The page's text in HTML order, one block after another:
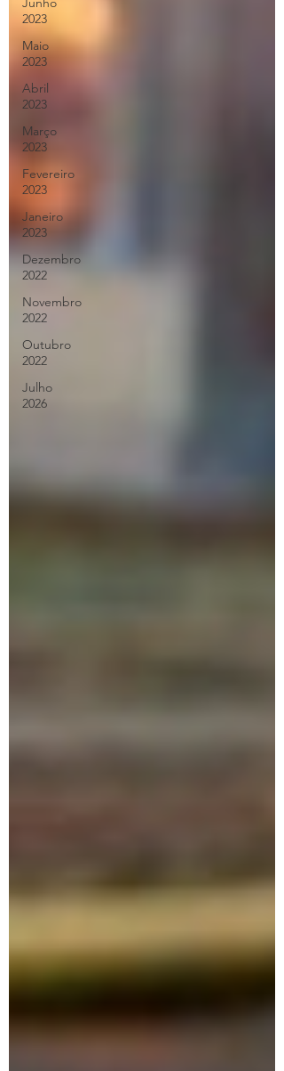
2023
Maio
2023
Abril
2023
Março
2023
Fevereiro
2023
Janeiro
2023
Dezembro
2022
Novembro
2022
Outubro
2022
Julho
2026